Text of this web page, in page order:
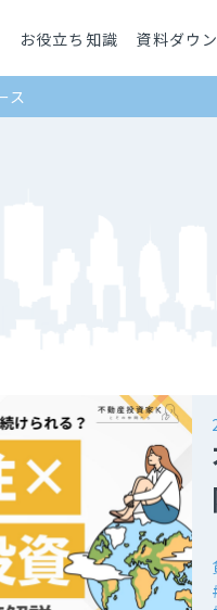
お役立ち知識 資料ダウ
ス